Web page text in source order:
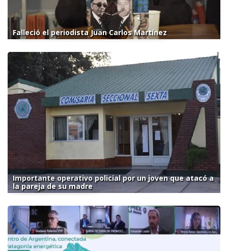
Falleció el periodista Juan Carlos Martínez
Importante operativo policial por un joven que atacó a
la pareja de su madre